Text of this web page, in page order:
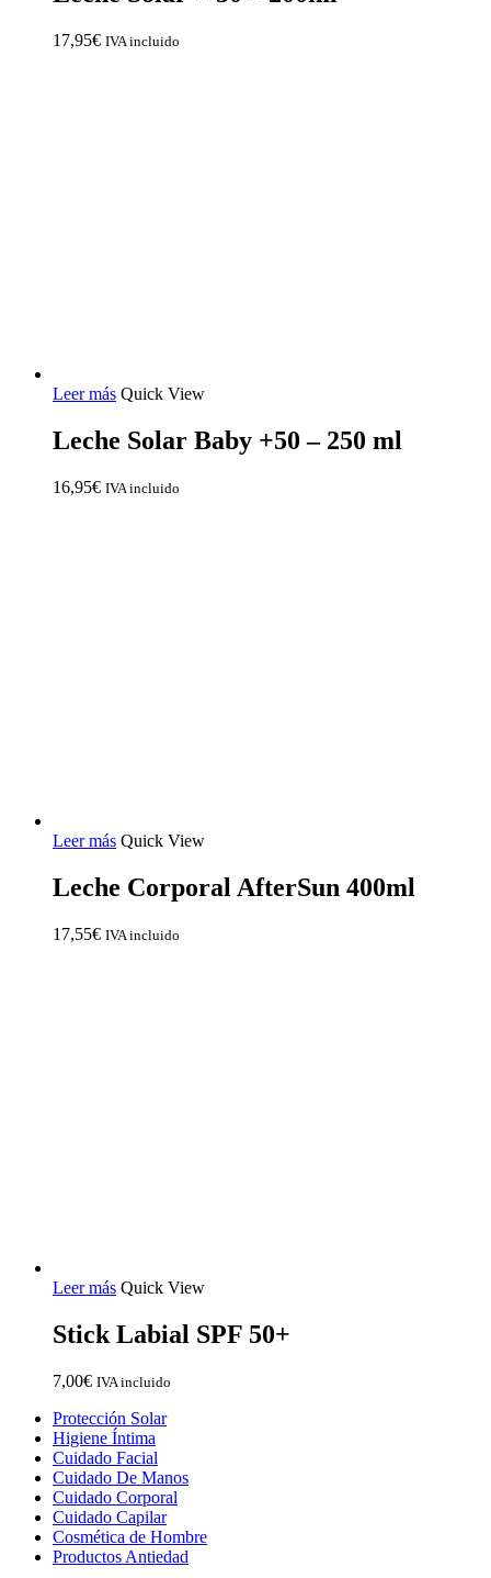
17,95€ IVA incluido
Leer más Quick View
Leche Solar Baby +50 – 250 ml
16,95€ IVA incluido
Leer más Quick View
Leche Corporal AfterSun 400ml
17,55€ IVA incluido
Leer más Quick View
Stick Labial SPF 50+
7,00€ IVA incluido
Close
Menu
Protección Solar
Higiene Íntima
Cuidado Facial
Cuidado De Manos
Cuidado Corporal
Cuidado Capilar
Cosmética de Hombre
Productos Antiedad